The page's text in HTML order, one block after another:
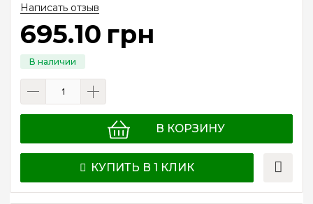
Написать отзыв
695.10 грн
В КОРЗИНУ
КУПИТЬ В 1 КЛИК